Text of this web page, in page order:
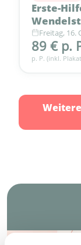
Erste-
Freitag, 16.
89 € p.
p. P. (inkl.
Häufige